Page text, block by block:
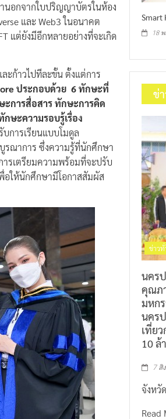
านอกจากใบปริญญาบัตรในห้อง
และ Web3 ในอนาคต
แต่ยังมีอีกหลายอย่างที่จะเกิด
ะก้าวไปทีละขั้น ตั้งแต่การ
ประกอบด้วย 6 ทักษะที่
ะการสื่อสาร ทักษะการคิด
ษะความรอบรู้เรื่อง
การเรียนแบบโมดูล
รณาการ ซึ่งความรู้ที่นักศึกษา
ารเตรียมความพร้อมที่จะปรับ
อให้นักศึกษามีโอกาสสัมผัส
Smart
18
ข่
ข่าวทั่
นคร
คุณภ
มหก
นคร
เที่ย
10 ล้
7 สิ
จังหวั
Read